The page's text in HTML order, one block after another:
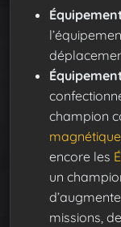
champion
magnétique
encore les
un
missions,